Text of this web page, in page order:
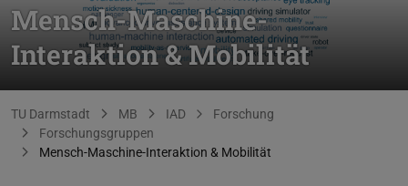
Mensch-Maschine-
Interaktion & Mobilität
Sie befinden sich hier:
TU Darmstadt MB IAD
Forschung
Forschungsgruppen
Mensch-Maschine-Interaktion & Mobilität